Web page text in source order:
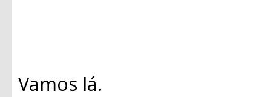
Vamos lá.